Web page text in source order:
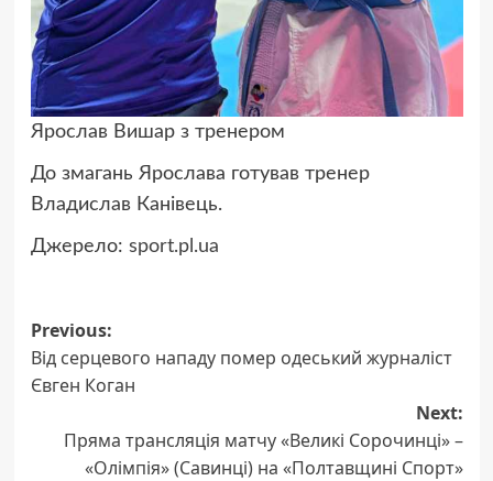
Ярослав Вишар з тренером
До змагань Ярослава готував тренер
Владислав Канівець.
Джерело: sport.pl.ua
Post
navigation
Previous:
Від серцевого нападу помер одеський журналіст
Євген Коган
Next:
Пряма трансляція матчу «Великі Сорочинці» –
«Олімпія» (Савинці) на «Полтавщині Спорт»